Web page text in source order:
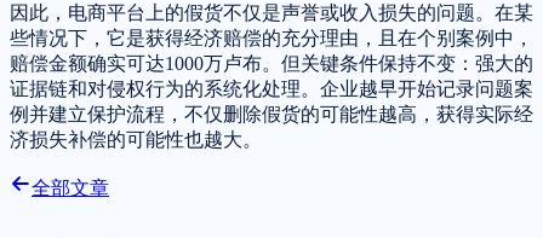
因此，电商平台上的假货不仅是声誉或收入损失的问题。在某
些情况下，它是获得经济赔偿的充分理由，且在个别案例中，
赔偿金额确实可达1000万卢布。但关键条件保持不变：强大的
证据链和对侵权行为的系统化处理。企业越早开始记录问题案
例并建立保护流程，不仅删除假货的可能性越高，获得实际经
济损失补偿的可能性也越大。
全部文章